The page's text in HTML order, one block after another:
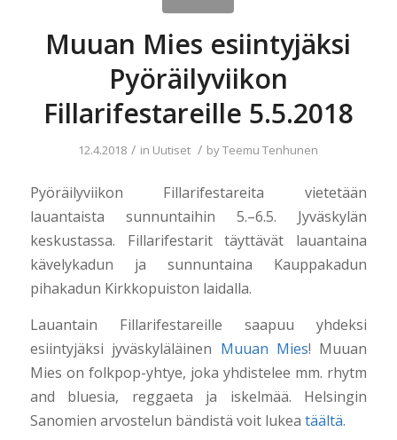
Muuan Mies esiintyjäksi
Pyöräilyviikon
Fillarifestareille 5.5.2018
12.4.2018 / in Uutiset / byTeemu Tenhunen
Pyöräilyviikon Fillarifestareita vietetään
lauantaista sunnuntaihin 5.–6.5. Jyväskylän
keskustassa. Fillarifestarit täyttävät lauantaina
kävelykadun ja sunnuntaina Kauppakadun
pihakadun Kirkkopuiston laidalla.
Lauantain Fillarifestareille saapuu yhdeksi
esiintyjäksi jyväskyläläinen Muuan Mies! Muuan
Mies on folkpop-yhtye, joka yhdistelee mm. rhytm
and bluesia, reggaeta ja iskelmää. Helsingin
Sanomien arvostelun bändistä voit lukea täältä.